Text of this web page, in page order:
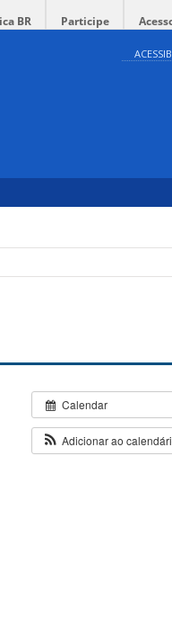
BR Participe
Calendar
Adicionar ao